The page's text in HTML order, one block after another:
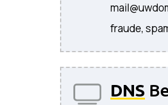
fraude,
DNS